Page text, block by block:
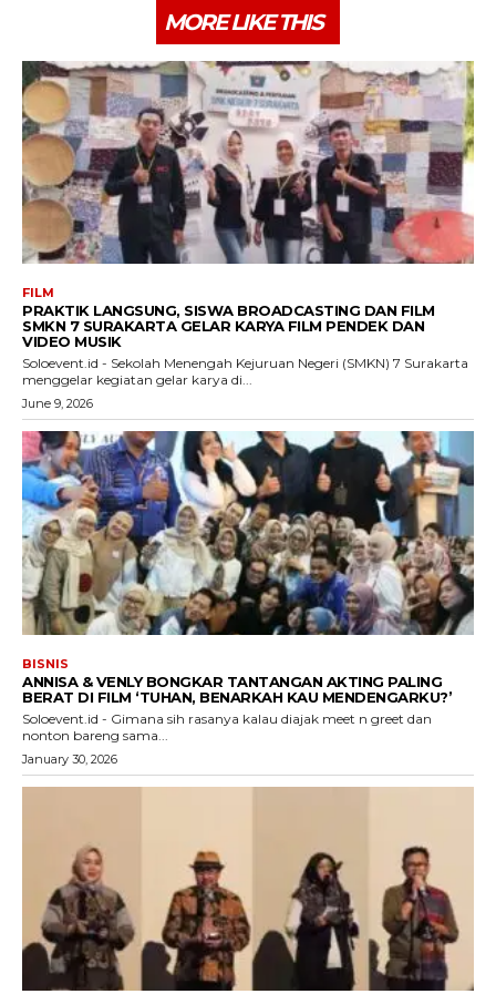
MORE LIKE THIS
FILM
PRAKTIK LANGSUNG, SISWA BROADCASTING DAN FILM
SMKN 7 SURAKARTA GELAR KARYA FILM PENDEK DAN
VIDEO MUSIK
Soloevent.id - Sekolah Menengah Kejuruan Negeri (SMKN) 7 Surakarta
menggelar kegiatan gelar karya di...
June 9, 2026
BISNIS
ANNISA & VENLY BONGKAR TANTANGAN AKTING PALING
BERAT DI FILM ‘TUHAN, BENARKAH KAU MENDENGARKU?’
Soloevent.id - Gimana sih rasanya kalau diajak meet n greet dan
nonton bareng sama...
January 30, 2026